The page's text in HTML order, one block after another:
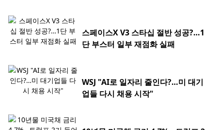
스페이스X V3 스타십 절반 성공?…1
단 부스터 일부 재점화 실패
WSJ "AI로 일자리 줄인다?…미 대기
업들 다시 채용 시작"